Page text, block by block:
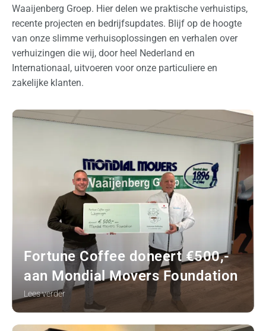
Waaijenberg Groep. Hier delen we praktische verhuistips,
recente projecten en bedrijfsupdates. Blijf op de hoogte
van onze slimme verhuisoplossingen en verhalen over
verhuizingen die wij, door heel Nederland en
Internationaal, uitvoeren voor onze particuliere en
zakelijke klanten.
Fortune Coffee doneert €500,-
aan Mondial Movers Foundation
Lees verder